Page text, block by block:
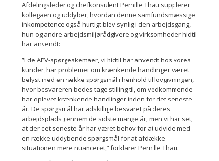
Afdelingsleder og chefkonsulent Pernille Thau supplerer
kollegaen og uddyber, hvordan denne samfundsmæssige
inkompetence også hurtigt blev synlig i den arbejdsgang,
hun og andre arbejdsmiljørådgivere og virksomheder hidtil
har anvendt:
”I de APV-spørgeskemaer, vi hidtil har anvendt hos vores
kunder, har problemer om krænkende handlinger været
belyst med en række spørgsmål i henhold til lovgivningen,
hvor besvareren bedes tage stilling til, om vedkommende
har oplevet krænkende handlinger inden for det seneste
år. De spørgsmål har adskillige besvaret på deres
arbejdsplads gennem de sidste mange år, men vi har set,
at der det seneste år har været behov for at udvide med
en række uddybende spørgsmål for at afdække
situationen mere nuanceret,” forklarer Pernille Thau.